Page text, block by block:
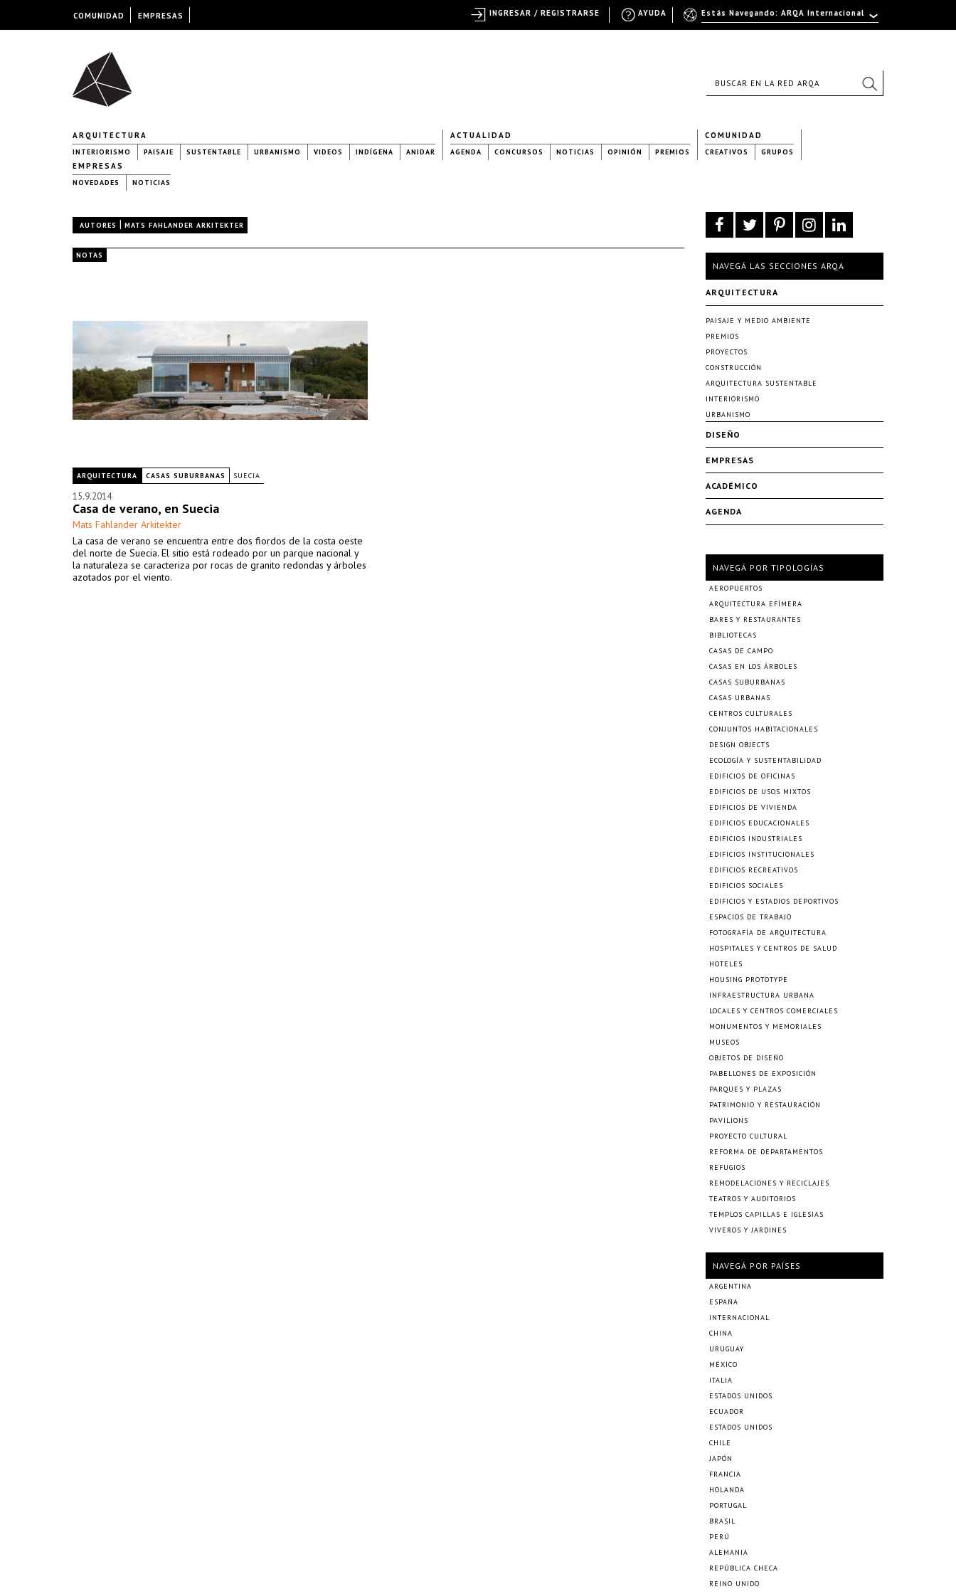
ARQUITECTURA
INTERIORISMO PAISAJE SUSTENTABLE URBANISMO VIDEOS INDÍGENA ANIDAR
ACTUALIDAD
AGENDA CONCURSOS NOTICIAS OPINIÓN PREMIOS
COMUNIDAD
CREATIVOS GRUPOS
EMPRESAS
NOVEDADES NOTICIAS
AUTORES | MATS FAHLANDER ARKITEKTER
NOTAS
ARQUITECTURA CASAS SUBURBANAS SUECIA
15.9.2014
Casa de verano, en Suecia
Mats Fahlander Arkitekter
La casa de verano se encuentra entre dos fiordos de la costa oeste
del norte de Suecia. El sitio está rodeado por un parque nacional y
la naturaleza se caracteriza por rocas de granito redondas y árboles
azotados por el viento.
NAVEGÁ LAS SECCIONES ARQA
ARQUITECTURA
PAISAJE Y MEDIO AMBIENTE
PREMIOS
PROYECTOS
CONSTRUCCIÓN
ARQUITECTURA SUSTENTABLE
INTERIORISMO
URBANISMO
DISEÑO
EMPRESAS
ACADÉMICO
AGENDA
NAVEGÁ POR TIPOLOGÍAS
AEROPUERTOS
ARQUITECTURA EFÍMERA
BARES Y RESTAURANTES
BIBLIOTECAS
CASAS DE CAMPO
CASAS EN LOS ÁRBOLES
CASAS SUBURBANAS
CASAS URBANAS
CENTROS CULTURALES
CONJUNTOS HABITACIONALES
DESIGN OBJECTS
ECOLOGÍA Y SUSTENTABILIDAD
EDIFICIOS DE OFICINAS
EDIFICIOS DE USOS MIXTOS
EDIFICIOS DE VIVIENDA
EDIFICIOS EDUCACIONALES
EDIFICIOS INDUSTRIALES
EDIFICIOS INSTITUCIONALES
EDIFICIOS RECREATIVOS
EDIFICIOS SOCIALES
EDIFICIOS Y ESTADIOS DEPORTIVOS
ESPACIOS DE TRABAJO
FOTOGRAFÍA DE ARQUITECTURA
HOSPITALES Y CENTROS DE SALUD
HOTELES
HOUSING PROTOTYPE
INFRAESTRUCTURA URBANA
LOCALES Y CENTROS COMERCIALES
MONUMENTOS Y MEMORIALES
MUSEOS
OBJETOS DE DISEÑO
PABELLONES DE EXPOSICIÓN
PARQUES Y PLAZAS
PATRIMONIO Y RESTAURACIÓN
PAVILIONS
PROYECTO CULTURAL
REFORMA DE DEPARTAMENTOS
REFUGIOS
REMODELACIONES Y RECICLAJES
TEATROS Y AUDITORIOS
TEMPLOS CAPILLAS E IGLESIAS
VIVEROS Y JARDINES
NAVEGÁ POR PAÍSES
ARGENTINA
ESPAÑA
INTERNACIONAL
CHINA
URUGUAY
MÉXICO
ITALIA
ESTADOS UNIDOS
ECUADOR
ESTADOS UNIDOS
CHILE
JAPÓN
FRANCIA
HOLANDA
PORTUGAL
BRASIL
PERÚ
ALEMANIA
REPÚBLICA CHECA
REINO UNIDO
COMUNIDAD EMPRESAS Estás Navegando: ARQA Internacional
AYUDA
INGRESAR / REGISTRARSE